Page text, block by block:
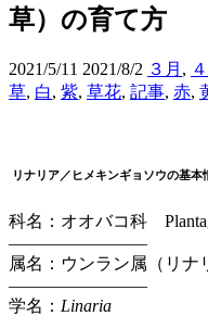
草）の育て方
2021/5/11 2021/8/2 ３月 ,
草, 白, 紫, 草花, 記事, 赤,
リナリア／ヒメキンギョソウの基本
科名：オオバコ科
————————
属名：ウンラン属（リナ
————————
学名： Linaria